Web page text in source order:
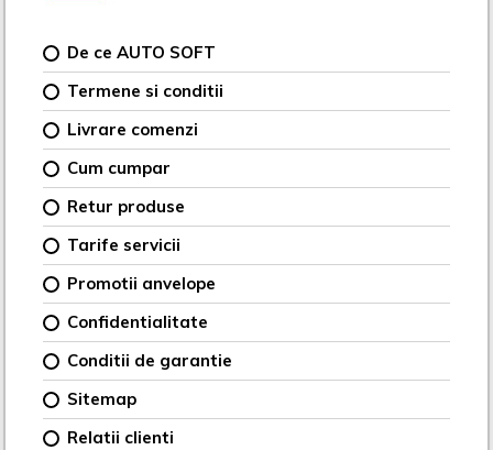
De ce AUTO SOFT
Termene si conditii
Livrare comenzi
Cum cumpar
Retur produse
Tarife servicii
Promotii anvelope
Confidentialitate
Conditii de garantie
Sitemap
Relatii clienti